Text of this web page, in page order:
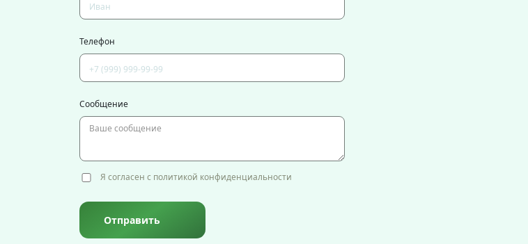
Телефон
Сообщение
Я согласен с политикой конфиденциальности
Отправить